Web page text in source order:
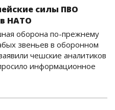
силы ПВО
НАТО
оборона по-прежнему
звеньев в оборонном
чешские аналитиков
информационное